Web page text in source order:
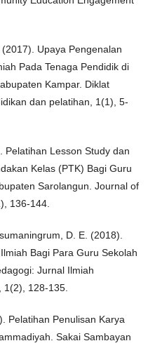
Upaya Pengenalan
Pada Tenaga Pendidik di
Kampar. Diklat
dan pelatihan, 1(1), 5-
Pelatihan Lesson Study dan
Kelas (PTK) Bagi Guru
Sarolangun. Journal of
136-144.
D. E. (2018).
Bagi Para Guru Sekolah
Jurnal Ilmiah
128-135.
Pelatihan Penulisan Karya
Sakai Sambayan